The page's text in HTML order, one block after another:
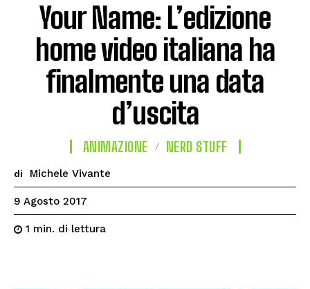
Your Name: L’edizione
home video italiana ha
finalmente una data
d’uscita
ANIMAZIONE NERD STUFF
di Michele Vivante
9 Agosto 2017
1 min. di lettura